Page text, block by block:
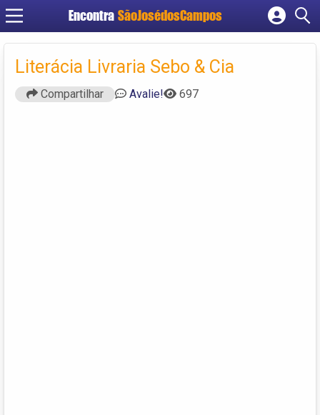
Encontra SãoJosédosCampos
Cadastrar empresa
Criar conta
Literácia Livraria Sebo & Cia
Compartilhar Avalie! 697